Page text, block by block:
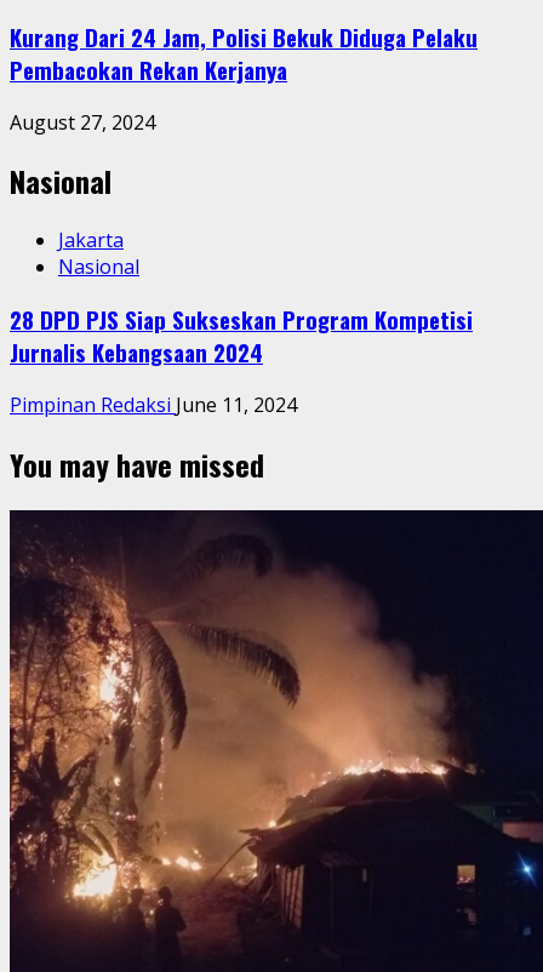
Kurang Dari 24 Jam, Polisi Bekuk Diduga Pelaku
Pembacokan Rekan Kerjanya
August 27, 2024
Nasional
Jakarta
Nasional
28 DPD PJS Siap Sukseskan Program Kompetisi
Jurnalis Kebangsaan 2024
Pimpinan Redaksi June 11, 2024
You may have missed